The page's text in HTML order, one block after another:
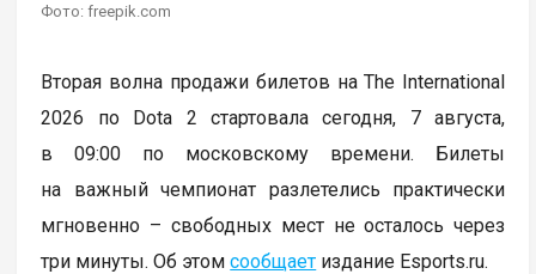
Фото: freepik.com
Вторая волна продажи билетов на The International
2026 по Dota 2 стартовала сегодня, 7 августа,
в 09:00 по московскому времени. Билеты
на важный чемпионат разлетелись практически
мгновенно – свободных мест не осталось через
три минуты. Об этомсообщает издание Esports.ru.